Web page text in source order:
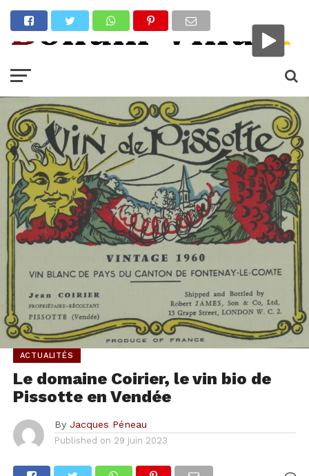
ACTUALITÉS
Le domaine Coirier, le vin bio de
Pissotte en Vendée
By Jacques Péneau
Published on 29 juin 2023